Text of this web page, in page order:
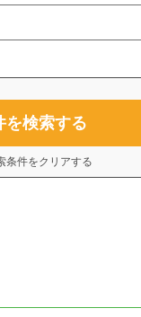
を検索する
条件をクリアする